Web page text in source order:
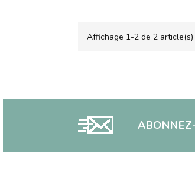
Affichage 1-2 de 2 article(s)